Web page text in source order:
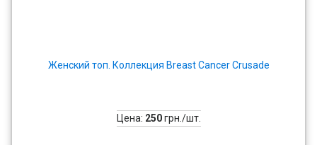
Женский топ. Коллекция Breast Cancer Crusade
Цена: 250грн./шт.